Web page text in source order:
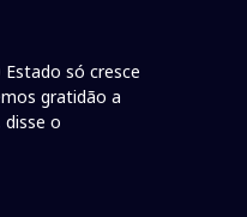
só cresce
gratidão a
o